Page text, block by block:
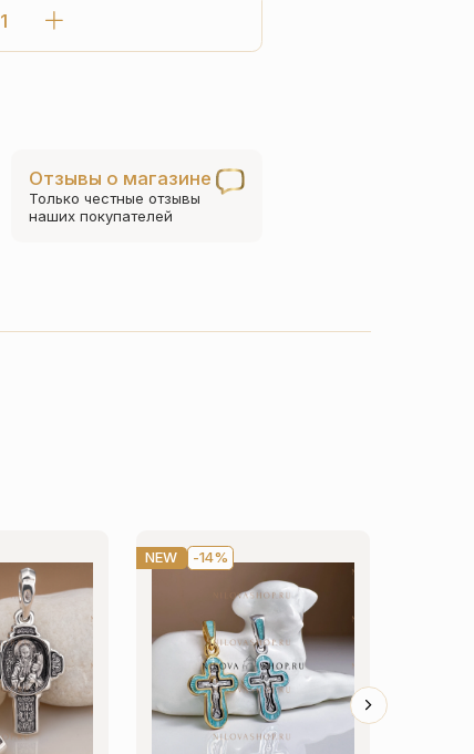
Количество
товара
блаженной
Матроной
КР084сз
Отзывы о магазине
Только честные отзывы
наших покупателей
NEW -14%